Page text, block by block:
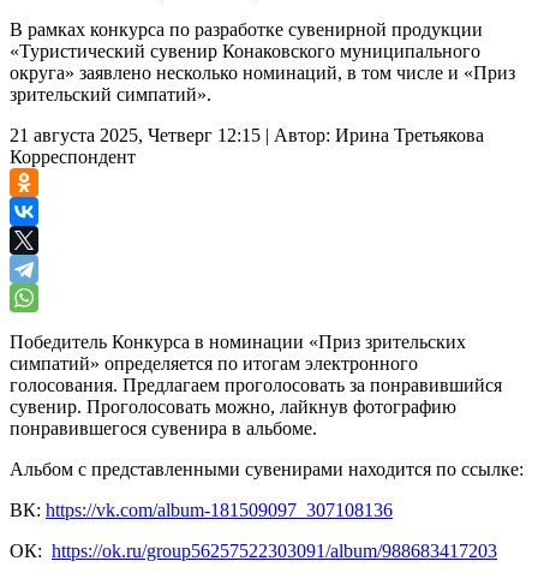
В рамках конкурса по разработке сувенирной продукции
«Туристический сувенир Конаковского муниципального
округа» заявлено несколько номинаций, в том числе и «Приз
зрительский симпатий».
21 августа 2025, Четверг 12:15 | Автор: Ирина Третьякова
Корреспондент
Победитель Конкурса в номинации «Приз зрительских
симпатий» определяется по итогам электронного
голосования. Предлагаем проголосовать за понравившийся
сувенир. Проголосовать можно, лайкнув фотографию
понравившегося сувенира в альбоме.
Альбом с представленными сувенирами находится по ссылке:
ВК: https://vk.com/album-181509097_307108136
ОК: https://ok.ru/group56257522303091/album/988683417203